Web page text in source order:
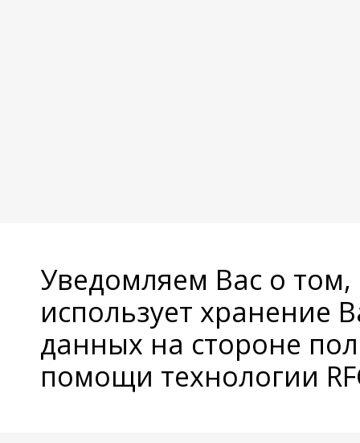
Уведомляем Вас о
использует хранение
данных на стороне
помощи технологии